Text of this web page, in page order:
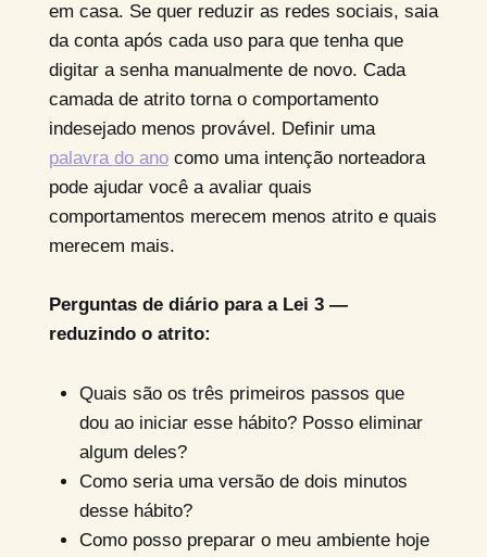
em casa. Se quer reduzir as redes sociais, saia
da conta após cada uso para que tenha que
digitar a senha manualmente de novo. Cada
camada de atrito torna o comportamento
indesejado menos provável. Definir uma
palavra do anocomo uma intenção norteadora
pode ajudar você a avaliar quais
comportamentos merecem menos atrito e quais
merecem mais.
Perguntas de diário para a Lei 3 —
reduzindo o atrito:
Quais são os três primeiros passos que
dou ao iniciar esse hábito? Posso eliminar
algum deles?
Como seria uma versão de dois minutos
desse hábito?
Como posso preparar o meu ambiente hoje